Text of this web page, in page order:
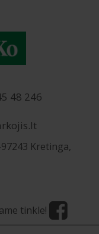
48 246
Kretinga,
tinkle!